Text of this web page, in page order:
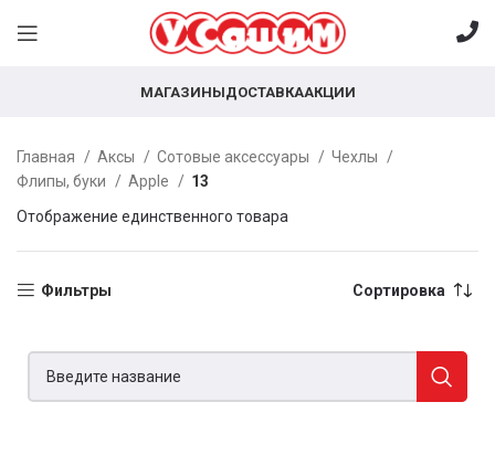
МАГАЗИНЫДОСТАВКААКЦИИ
Главная Аксы Сотовые аксессуары
Чехлы
Флипы, буки
Apple
13
Отображение единственного товара
Фильтры Сортировка